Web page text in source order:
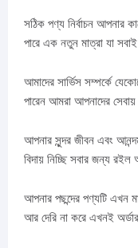
সঠিক পণ্য নির্বাচন আপনার
পারে এক নতুন মাত্রা যা
আমাদের সার্ভিস সম্পর্কে
পারেন আমরা আপনাদের
আপনার সুন্দর জীবন এবং
বিদায় নিচ্ছি সবার জন্য
আপনার পছন্দের পণ্যটি এখন
আর দেরি না করে এখনই